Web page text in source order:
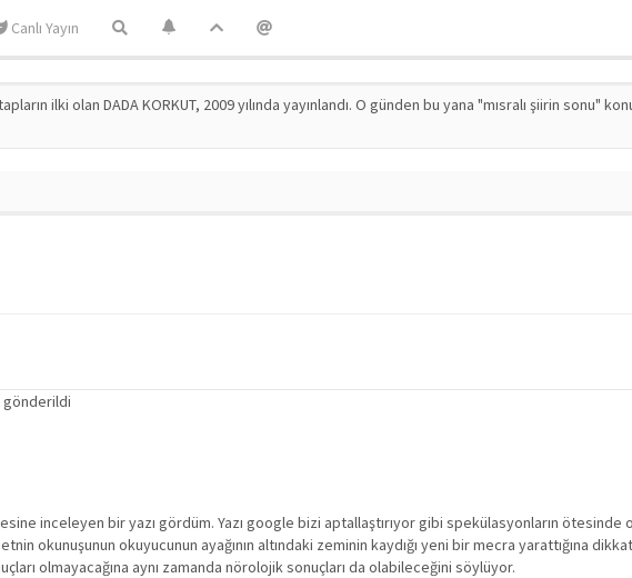
Canlı Yayın
ilki olan DADA KORKUT, 2009 yılında yayınlandı. O günden bu yana "mısralı şiirin
gönderildi
inceleyen bir yazı gördüm. Yazı google bizi aptallaştırıyor gibi spekülasyonların ötesinde
okunuşunun okuyucunun ayağının altındaki zeminin kaydığı yeni bir mecra yarattığına
olmayacağına aynı zamanda nörolojik sonuçları da olabileceğini söylüyor.